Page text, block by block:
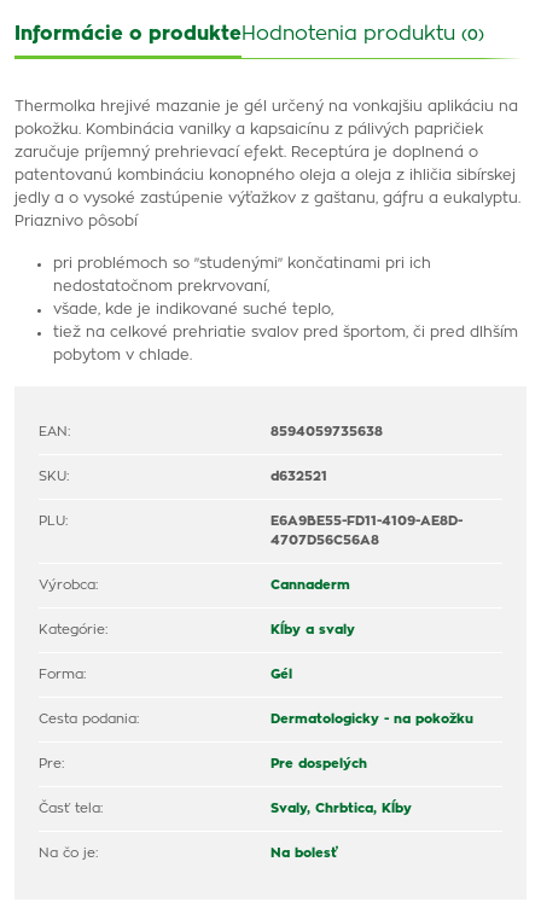
Informácie o produkteHodnotenia produktu (0)
Thermolka hrejivé mazanie je gél určený na vonkajšiu aplikáciu na
pokožku. Kombinácia vanilky a kapsaicínu z pálivých papričiek
zaručuje príjemný prehrievací efekt. Receptúra je doplnená o
patentovanú kombináciu konopného oleja a oleja z ihličia sibírskej
jedly a o vysoké zastúpenie výťažkov z gaštanu, gáfru a eukalyptu.
Priaznivo pôsobí
pri problémoch so "studenými" končatinami pri ich
nedostatočnom prekrvovaní,
všade, kde je indikované suché teplo,
tiež na celkové prehriatie svalov pred športom, či pred dlhším
pobytom v chlade.
EAN: 8594059735638
SKU: d632521
PLU:
E6A9BE55-FD11-4109-AE8D-
4707D56C56A8
Výrobca: Cannaderm
Kategórie: Kĺby a svaly
Forma: Gél
Cesta podania: Dermatologicky - na pokožku
Pre: Pre dospelých
Časť tela: Svaly, Chrbtica, Kĺby
Na čo je: Na bolesť